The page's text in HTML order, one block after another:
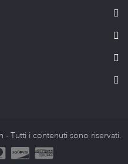
Tutti i contenuti sono riservati.